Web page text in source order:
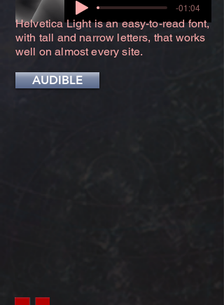
-01:04
Helvetica Light is an easy-to-read font,
with tall and narrow letters, that works
well on almost every site.
AUDIBLE